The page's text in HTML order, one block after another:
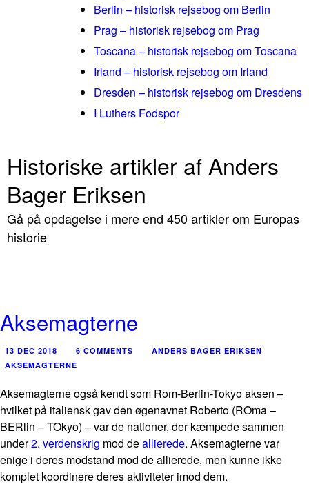
Berlin – historisk rejsebog om Berlin
Prag – historisk rejsebog om Prag
Toscana – historisk rejsebog om Toscana
Irland – historisk rejsebog om Irland
Dresden – historisk rejsebog om Dresdens
I Luthers Fodspor
Historiske artikler af Anders
Bager Eriksen
Gå på opdagelse i mere end 450 artikler om Europas
historie
Aksemagterne
13 DEC 2018 6 COMMENTS
ANDERS BAGER ERIKSEN
AKSEMAGTERNE
Aksemagterne også kendt som Rom-Berlin-Tokyo aksen –
hvilket på italiensk gav den øgenavnet Roberto (ROma –
BERlin – TOkyo) – var de nationer, der kæmpede sammen
under2. verdenskrig mod deallierede. Aksemagterne var
enige i deres modstand mod de allierede, men kunne ikke
komplet koordinere deres aktiviteter imod dem.